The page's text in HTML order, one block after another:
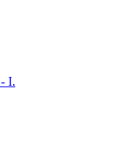
I.